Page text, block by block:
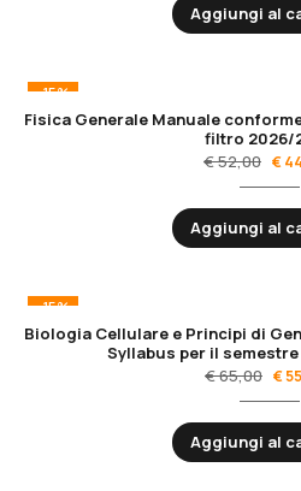
Aggiungi al
-15%
Fisica Generale Manuale
filtro 2026/
€52,00 €
Aggiungi al
-15%
Biologia Cellulare e Principi di
Syllabus per il
€65,00 €
Aggiungi al